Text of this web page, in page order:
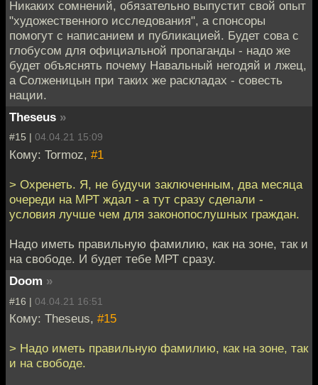
Никаких сомнений, обязательно выпустит свой опыт
"художественного исследования", а спонсоры
помогут с написанием и публикацией. Будет сова с
глобусом для официальной пропаганды - надо же
будет объяснять почему Навальный негодяй и лжец,
а Солженицын при таких же раскладах - совесть
нации.
Theseus »
#15 | 04.04.21 15:09
Кому: Tormoz, #1
> Охренеть. Я, не будучи заключенным, два месяца
очереди на МРТ ждал - а тут сразу сделали -
условия лучше чем для законопослушных граждан.
Надо иметь правильную фамилию, как на зоне, так и
на свободе. И будет тебе МРТ сразу.
Doom »
#16 | 04.04.21 16:51
Кому: Theseus, #15
> Надо иметь правильную фамилию, как на зоне, так
и на свободе.